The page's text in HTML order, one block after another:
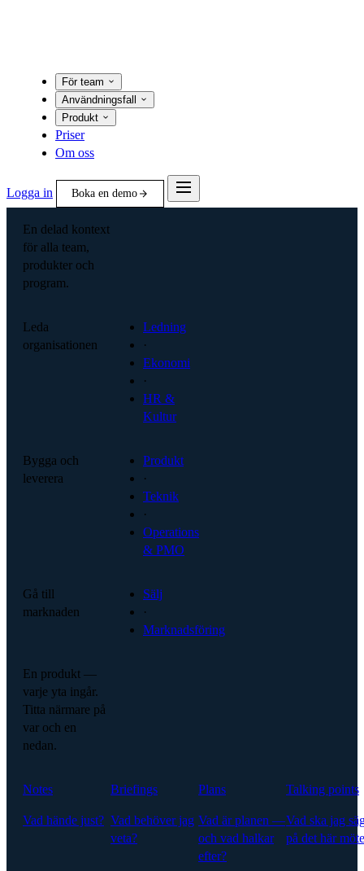
För team
Användningsfall
Produkt
Priser
Om oss
Logga in Boka en demo
En delad kontext
för alla team,
produkter och
program.
Leda
organisationen
Ledning
·
Ekonomi
·
HR &
Kultur
Bygga och
leverera
Produkt
·
Teknik
·
Operations
& PMO
Gå till
marknaden
Sälj
·
Marknadsföring
En produkt —
varje yta ingår.
Titta närmare på
var och en
nedan.
Notes
Vad hände just?
Briefings
Vad behöver jag
veta?
Plans
Vad är planen —
och vad halkar
efter?
Talking points
Vad ska jag
på det här